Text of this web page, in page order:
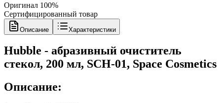
Оригинал 100%
Сертифицированный товар
Описание Характеристики
Hubble - абразивный очиститель
стекол, 200 мл, SCH-01, Space Cosmetics
Описание: